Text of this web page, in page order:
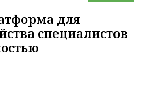
для
специалистов